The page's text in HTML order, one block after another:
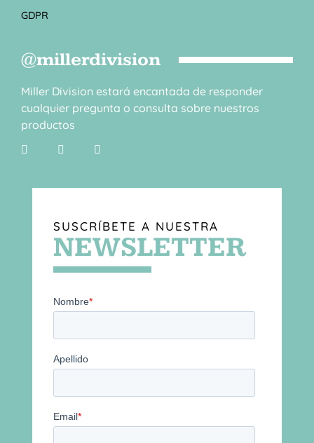
GDPR
@millerdivision
Miller Division estará encantada de responder
cualquier pregunta o consulta sobre nuestros
productos
SUSCRÍBETE A NUESTRA
NEWSLETTER